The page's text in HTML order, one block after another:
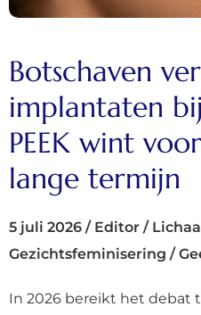
Botschaven
implantaten
PEEK wint
lange termijn
5 juli 2026 / Editor /
Gezichtsfeminisering /
In 2026 bereikt het debat